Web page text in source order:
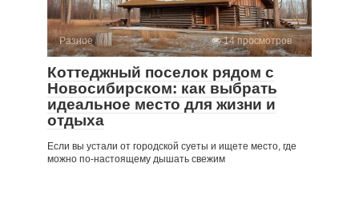
Разное 14 просмотров
Коттеджный поселок рядом с
Новосибирском: как выбрать
идеальное место для жизни и
отдыха
Если вы устали от городской суеты и ищете место, где
можно по-настоящему дышать свежим